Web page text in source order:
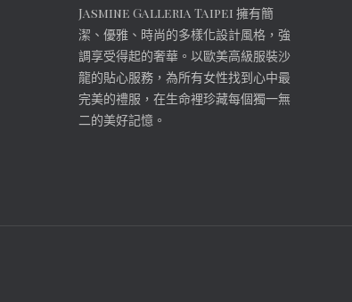
Jasmine Galleria Taipei 擁有簡
潔、優雅、時尚的多樣化設計風格，強
調享受得起的奢華。以歐美高級服裝沙
龍的貼心服務，為所有女性找到心中最
完美的禮服，在生命裡珍藏每個獨一無
二的美好記憶。